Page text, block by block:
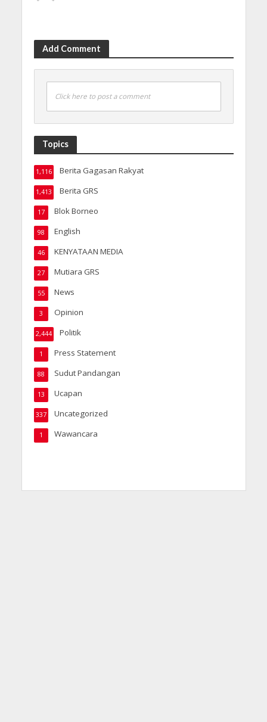
Add Comment
Click here to post a comment
Topics
Berita Gagasan Rakyat
1,116
Berita GRS
1,413
Blok Borneo
17
English
98
KENYATAAN MEDIA
46
Mutiara GRS
27
News
55
Opinion
3
Politik
2,444
Press Statement
1
Sudut Pandangan
88
Ucapan
13
Uncategorized
337
Wawancara
1